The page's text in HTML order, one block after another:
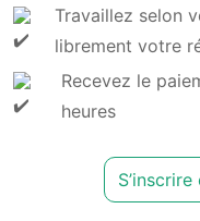
Travaillez selon
librement votre
Recevez le
heures